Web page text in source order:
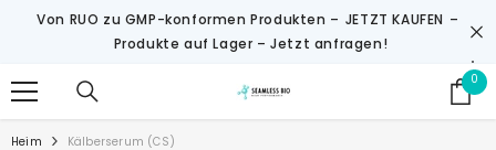
ZUM INHALT SPRINGEN
Von RUO zu GMP-konformen Produkten – JETZT KAUFEN –
Produkte auf Lager – Jetzt anfragen!
0 0
Heim Kälberserum (CS)